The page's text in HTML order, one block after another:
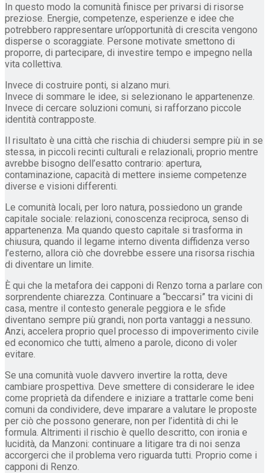
In questo modo la comunità finisce per privarsi di risorse
preziose. Energie, competenze, esperienze e idee che
potrebbero rappresentare un’opportunità di crescita vengono
disperse o scoraggiate. Persone motivate smettono di
proporre, di partecipare, di investire tempo e impegno nella
vita collettiva.
Invece di costruire ponti, si alzano muri.
Invece di sommare le idee, si selezionano le appartenenze.
Invece di cercare soluzioni comuni, si rafforzano piccole
identità contrapposte.
Il risultato è una città che rischia di chiudersi sempre più in se
stessa, in piccoli recinti culturali e relazionali, proprio mentre
avrebbe bisogno dell’esatto contrario: apertura,
contaminazione, capacità di mettere insieme competenze
diverse e visioni differenti.
Le comunità locali, per loro natura, possiedono un grande
capitale sociale: relazioni, conoscenza reciproca, senso di
appartenenza. Ma quando questo capitale si trasforma in
chiusura, quando il legame interno diventa diffidenza verso
l’esterno, allora ciò che dovrebbe essere una risorsa rischia
di diventare un limite.
È qui che la metafora dei capponi di Renzo torna a parlare con
sorprendente chiarezza. Continuare a “beccarsi” tra vicini di
casa, mentre il contesto generale peggiora e le sfide
diventano sempre più grandi, non porta vantaggi a nessuno.
Anzi, accelera proprio quel processo di impoverimento civile
ed economico che tutti, almeno a parole, dicono di voler
evitare.
Se una comunità vuole davvero invertire la rotta, deve
cambiare prospettiva. Deve smettere di considerare le idee
come proprietà da difendere e iniziare a trattarle come beni
comuni da condividere, deve imparare a valutare le proposte
per ciò che possono generare, non per l’identità di chi le
formula. Altrimenti il rischio è quello descritto, con ironia e
lucidità, da Manzoni: continuare a litigare tra di noi senza
accorgerci che il problema vero riguarda tutti. Proprio come i
capponi di Renzo.